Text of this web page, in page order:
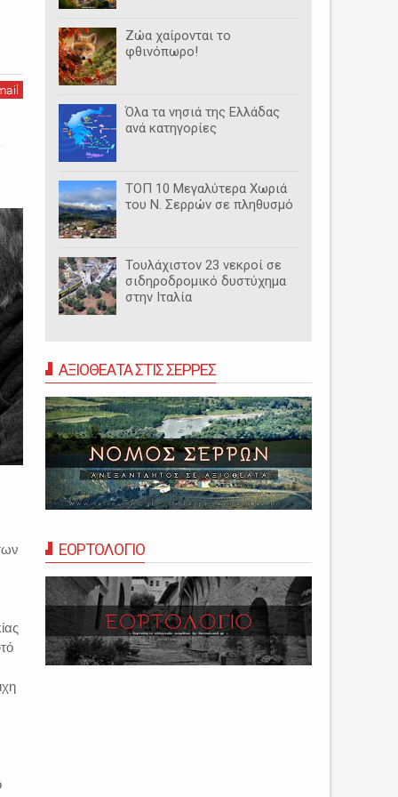
Ζώα χαίρονται το
φθινόπωρο!
Όλα τα νησιά της Ελλάδας
ανά κατηγορίες
ΤΟΠ 10 Μεγαλύτερα Χωριά
του Ν. Σερρών σε πληθυσμό
Τουλάχιστον 23 νεκροί σε
σιδηροδρομικό δυστύχημα
στην Ιταλία
ΑΞΙΟΘΕΑΤΑ ΣΤΙΣ ΣΕΡΡΕΣ
ΕΟΡΤΟΛΟΓΙΟ